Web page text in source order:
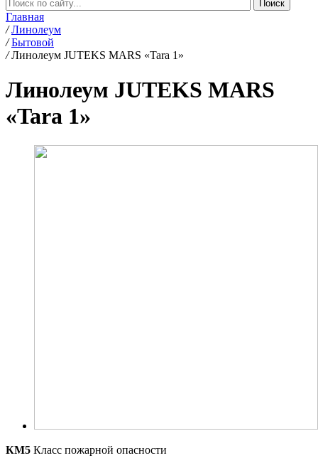
Главная
/ Линолеум
/ Бытовой
/ Линолеум JUTEKS MARS «Tara 1»
Линолеум JUTEKS MARS
«Tara 1»
КМ5 Класс пожарной опасности